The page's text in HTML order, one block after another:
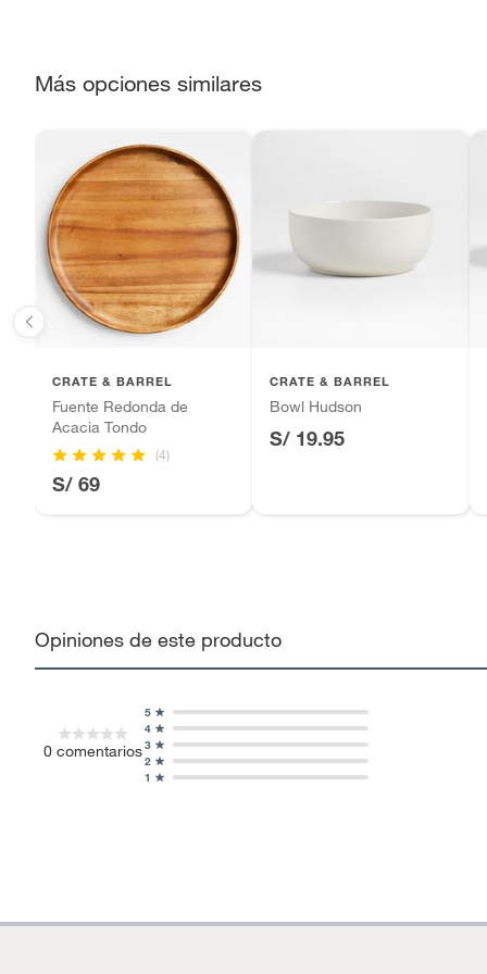
Pinturas de color a pedido.
Productos que hayan sido previamente instalados.
Baterías de auto.
Motocicletas y bicicletas motorizadas.
Licores y cigarros electrónicos.
Más opciones similares
CRATE & BARREL
Fuente Redonda de
Acacia Tondo
(4)
S/ 69
CRATE & BARREL
Bowl Hudson
S/ 19.95
Opiniones de este producto
0 comentarios
1
2
3
4
5